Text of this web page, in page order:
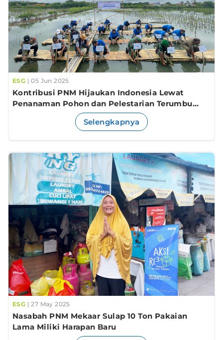
ESG | 05 Jun 2025
Kontribusi PNM Hijaukan Indonesia Lewat
Penanaman Pohon dan Pelestarian Terumbu
Selengkapnya
ESG | 27 May 2025
Nasabah PNM Mekaar Sulap 10 Ton Pakaian
Lama Miliki Harapan Baru